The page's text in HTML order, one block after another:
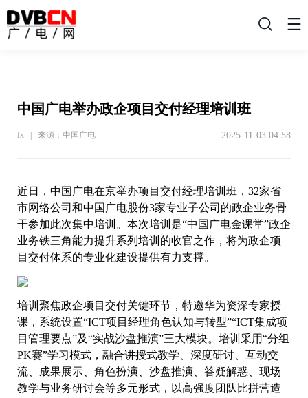
搜
中国广电举办政企项目交付经理培训班
fx | 来源：中国广电 2025-11-03 04:58
近日，中国广电在京举办项目交付经理培训班，32家省
市网络公司和中国广电股份3家专业子公司的政企业务骨
干参加此次集中培训。本次培训是“中国广电金课堂”政企
业务铁三角能力提升系列培训的收官之作，将为政企项
目交付体系的专业化建设提供有力支撑。
培训聚焦政企项目交付关键环节，特邀华为资深专家授
课，系统设置“ICT项目经理角色认知与转型”“ICT集成项
目管理要点”及“实战沙盘推演”三大模块。培训采用“分组
PK赛”学习模式，融合讲授式教学、深度研讨、互动交
流、成果展示、角色扮演、沙盘推演、答疑解惑、现场
教学与业务研讨会等多元形式，以高强度团队比拼营造